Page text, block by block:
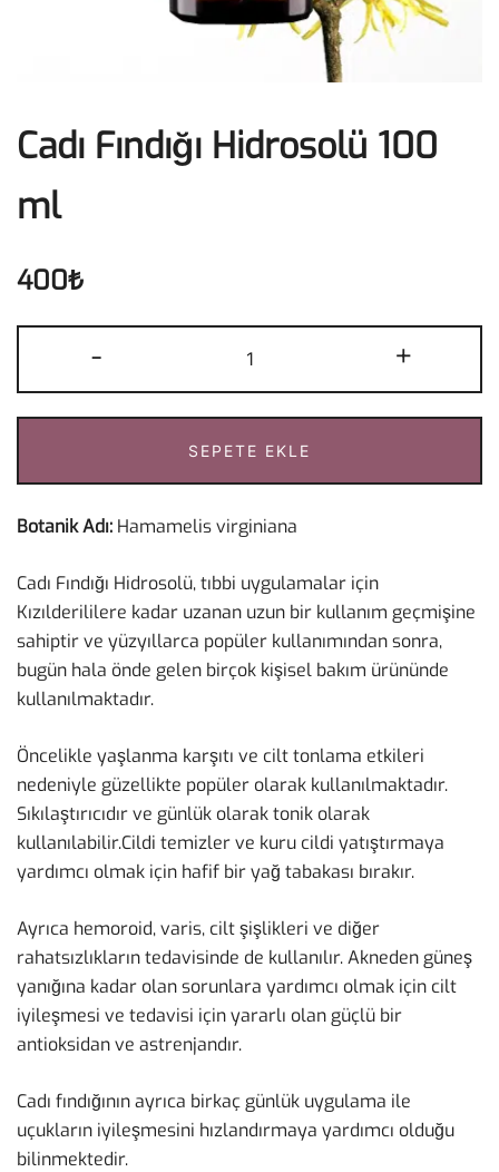
Cadı Fındığı Hidrosolü 100
ml
400₺
-
Fındığı
Hidrosolü
100
ml
adet
+
SEPETE EKLE
Botanik Adı: Hamamelis virginiana
Cadı Fındığı Hidrosolü, tıbbi uygulamalar için
Kızılderililere kadar uzanan uzun bir kullanım geçmişine
sahiptir ve yüzyıllarca popüler kullanımından sonra,
bugün hala önde gelen birçok kişisel bakım ürününde
kullanılmaktadır.
Öncelikle yaşlanma karşıtı ve cilt tonlama etkileri
nedeniyle güzellikte popüler olarak kullanılmaktadır.
Sıkılaştırıcıdır ve günlük olarak tonik olarak
kullanılabilir.Cildi temizler ve kuru cildi yatıştırmaya
yardımcı olmak için hafif bir yağ tabakası bırakır.
Ayrıca hemoroid, varis, cilt şişlikleri ve diğer
rahatsızlıkların tedavisinde de kullanılır. Akneden güneş
yanığına kadar olan sorunlara yardımcı olmak için cilt
iyileşmesi ve tedavisi için yararlı olan güçlü bir
antioksidan ve astrenjandır.
Cadı fındığının ayrıca birkaç günlük uygulama ile
uçukların iyileşmesini hızlandırmaya yardımcı olduğu
bilinmektedir.